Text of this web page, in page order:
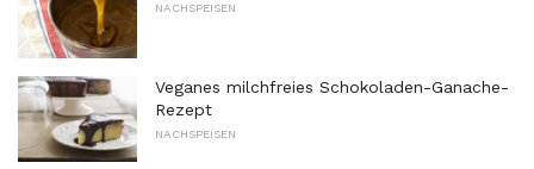
NACHSPEISEN
Veganes milchfreies Schokoladen-Ganache-
Rezept
NACHSPEISEN